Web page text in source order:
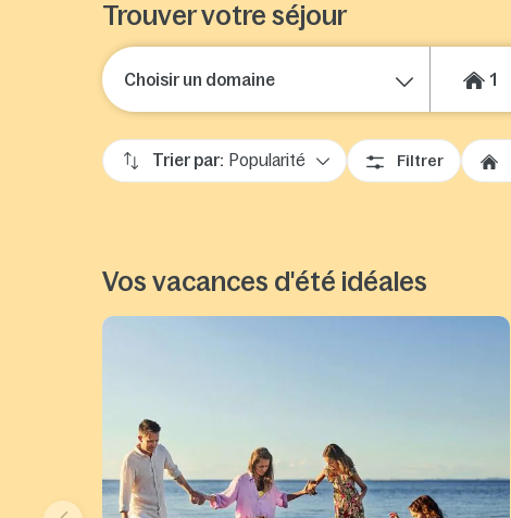
Trouver votre séjour
Choisir un domaine 1
Trier par: Popularité Filtrer
Vos vacances d'été idéales